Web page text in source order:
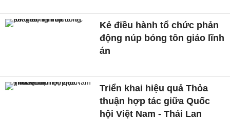
Kẻ điều hành tổ chức phản
động núp bóng tôn giáo lĩnh
án
Triển khai hiệu quả Thỏa
thuận hợp tác giữa Quốc
hội Việt Nam - Thái Lan